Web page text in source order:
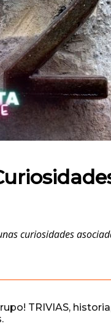
curiosidades
TRIVIAS,